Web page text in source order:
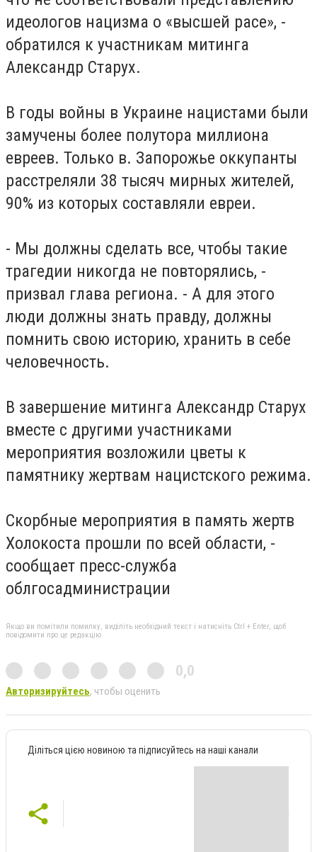
идеологов нацизма о «высшей расе», -
обратился к участникам митинга
Александр Старух.
В годы войны в Украине нацистами были
замучены более полутора миллиона
евреев. Только в. Запорожье оккупанты
расстреляли 38 тысяч мирных жителей,
90% из которых составляли евреи.
- Мы должны сделать все, чтобы такие
трагедии никогда не повторялись, -
призвал глава региона. - А для этого
люди должны знать правду, должны
помнить свою историю, хранить в себе
человечность.
В завершение митинга Александр Старух
вместе с другими участниками
мероприятия возложили цветы к
памятнику жертвам нацистского режима.
Скорбные мероприятия в память жертв
Холокоста прошли по всей области, -
сообщает пресс-служба
облгосадминистрации
Якщо ви помітили помилку, виділіть необхідний текст і натисніть Ctrl + Enter, щоб
повідомити про це редакцію
0,0
Авторизируйтесь, чтобы оценить
Діліться цією новиною та підписуйтесь на наші канали